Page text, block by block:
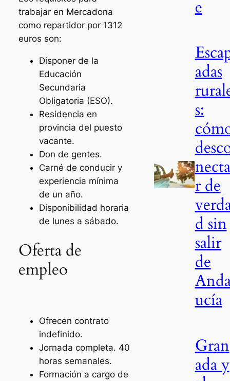
trabajar en Mercadona
como repartidor por 1312
euros son:
Disponer de la
Educación
Secundaria
Obligatoria (ESO).
Residencia en
provincia del puesto
vacante.
Don de gentes.
Carné de conducir y
experiencia mínima
de un año.
Disponibilidad horaria
de lunes a sábado.
Oferta de
empleo
Ofrecen contrato
indefinido.
Jornada completa. 40
horas semanales.
Formación a cargo de
e
adas
s:
necta
r de
d sin
salir
de
ucía
Gran
ada y